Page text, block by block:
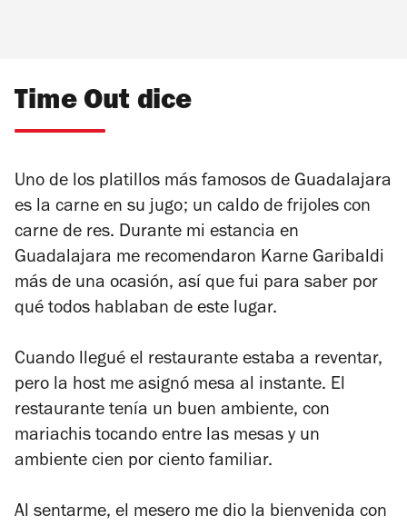
Time Out dice
Uno de los platillos más famosos de Guadalajara
es la carne en su jugo; un caldo de frijoles con
carne de res. Durante mi estancia en
Guadalajara me recomendaron Karne Garibaldi
más de una ocasión, así que fui para saber por
qué todos hablaban de este lugar.
Cuando llegué el restaurante estaba a reventar,
pero la host me asignó mesa al instante. El
restaurante tenía un buen ambiente, con
mariachis tocando entre las mesas y un
ambiente cien por ciento familiar.
Al sentarme, el mesero me dio la bienvenida con